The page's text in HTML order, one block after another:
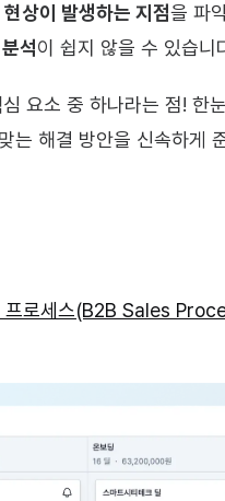
현상이 발생하는 지점을 파
석이 쉽지 않을 수 있습니
요소 중 하나라는 점! 한
는 해결 방안을 신속하게
로세스(B2B Sales